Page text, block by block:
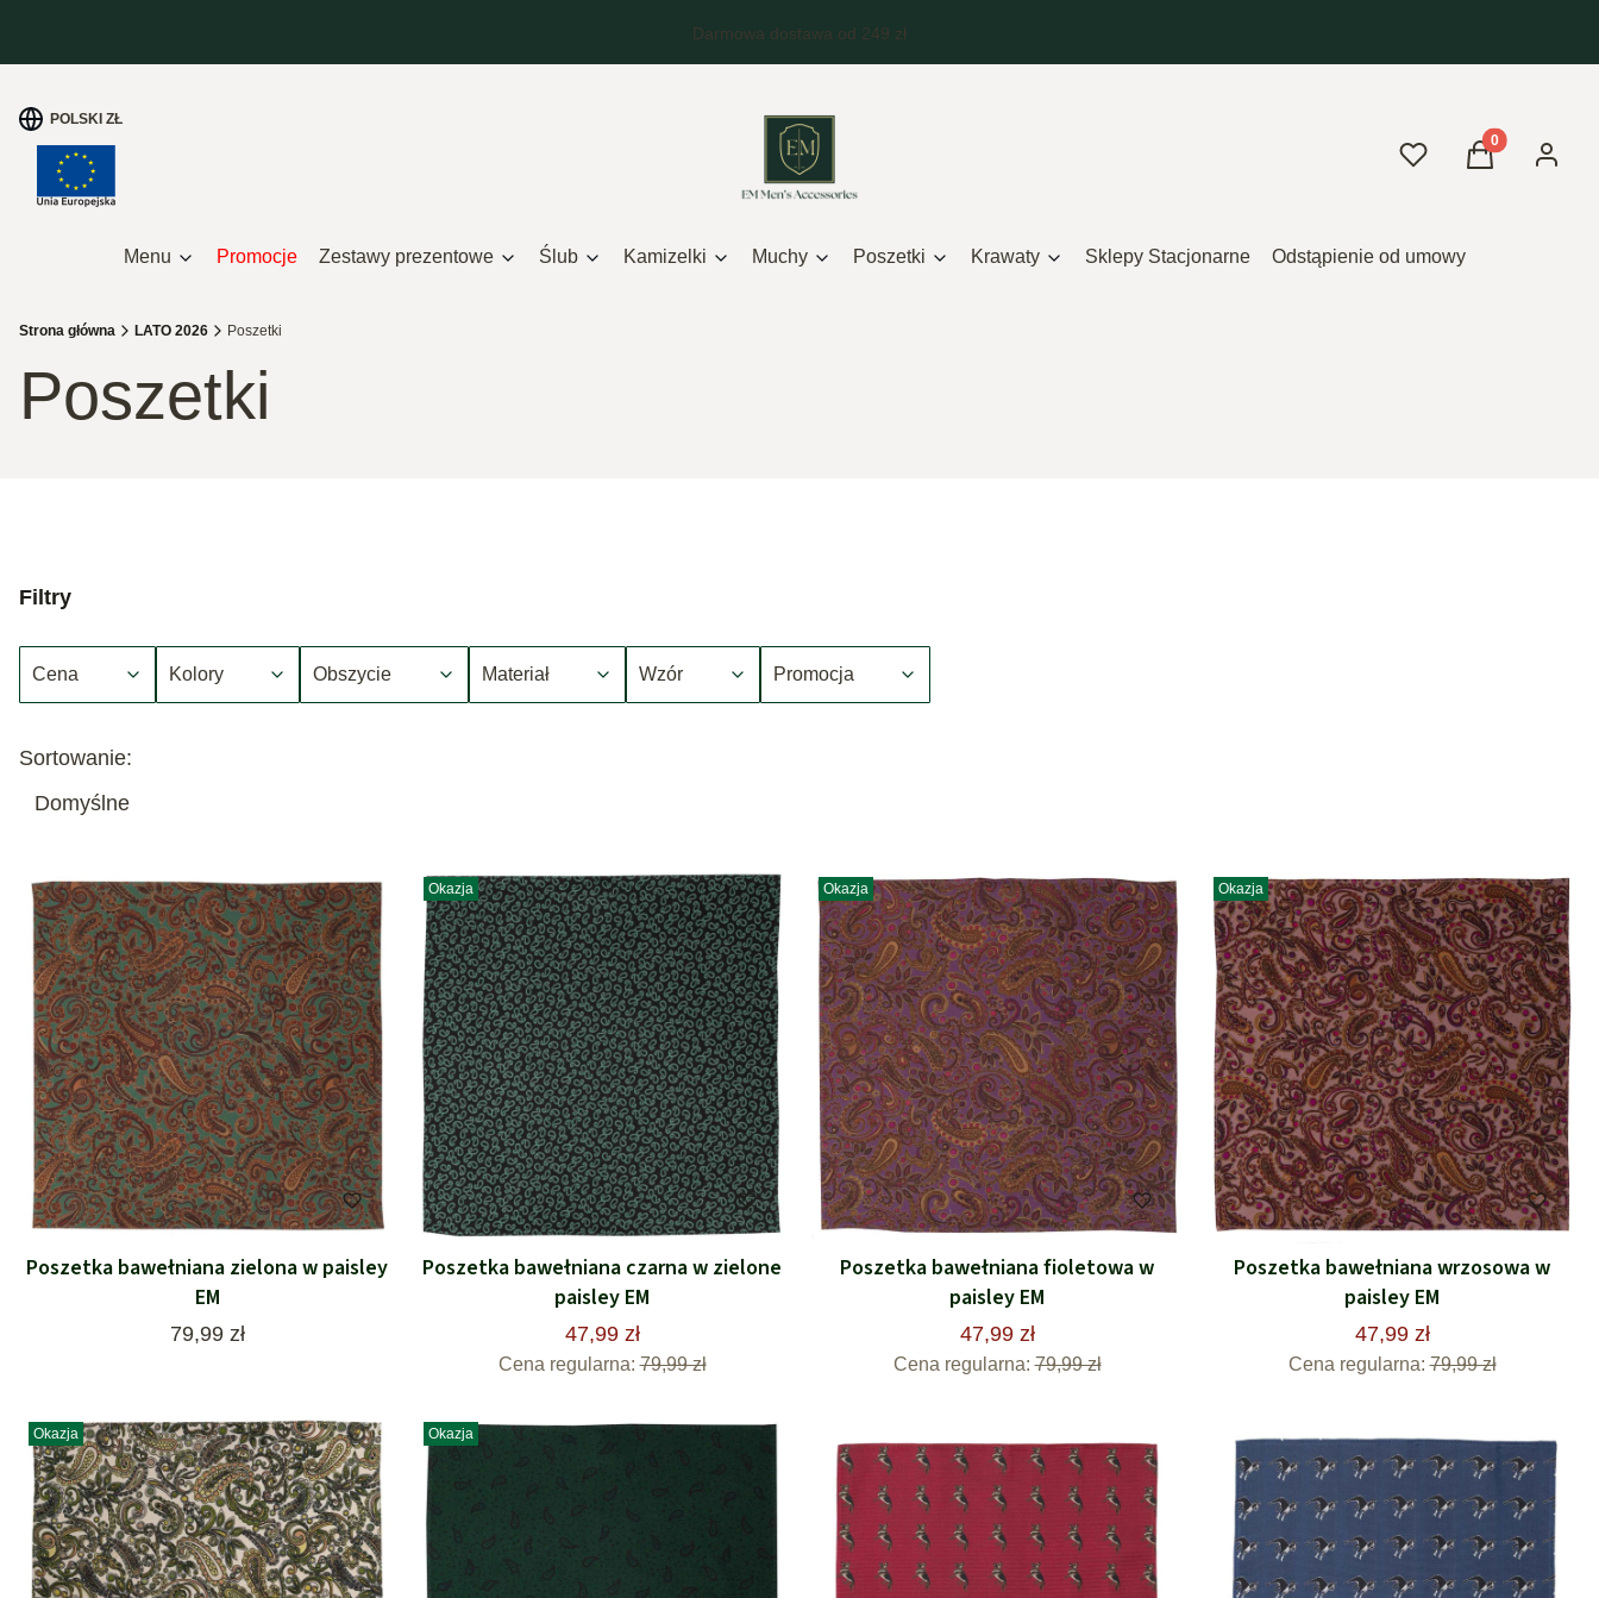
POLSKI ZŁ
UlubioneProdukty w
Koszyk Zaloguj
Menu Promocje Zestawy prezentowe Ślub Kamizelki Muchy Poszetki Krawaty Sklepy Stacjonarne Odstąpienie od umowy
Strona główna LATO 2026 Poszetki
Poszetki
Filtry
Cena Kolory Obszycie Materiał Wzór Promocja
Lista produktów
Sortowanie:
Domyślne
Poszetka bawełniana zielona w paisley
EM
Cena
79,99 zł
Okazja
Poszetka bawełniana czarna w zielone
paisley EM
47,99 zł
Cena regularna: 79,99 zł
Okazja
Poszetka bawełniana fioletowa w
paisley EM
47,99 zł
Cena regularna: 79,99 zł
Okazja
Poszetka bawełniana wrzosowa w
paisley EM
47,99 zł
Cena regularna: 79,99 zł
Okazja Okazja